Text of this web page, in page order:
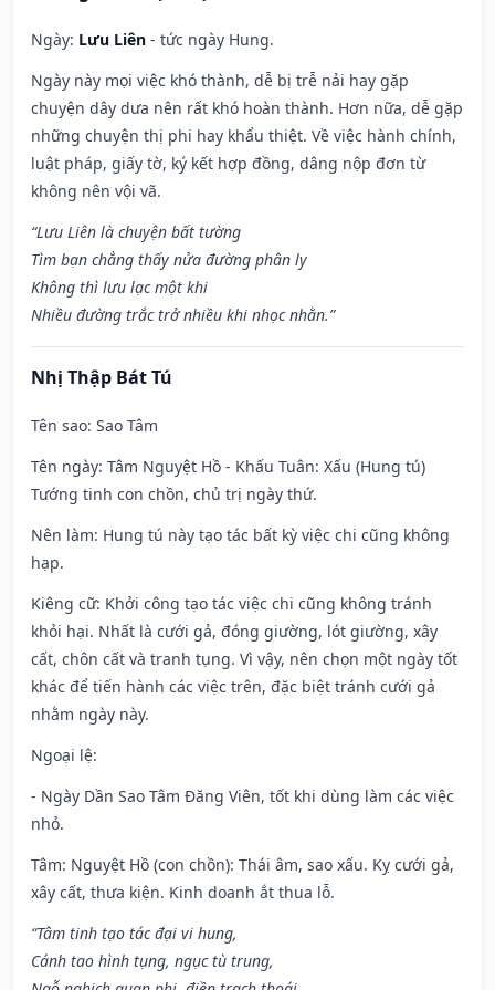
Ngày: Lưu Liên - tức ngày Hung.
Ngày này mọi việc khó thành, dễ bị trễ nải hay gặp
chuyện dây dưa nên rất khó hoàn thành. Hơn nữa, dễ gặp
những chuyện thị phi hay khẩu thiệt. Về việc hành chính,
luật pháp, giấy tờ, ký kết hợp đồng, dâng nộp đơn từ
không nên vội vã.
“Lưu Liên là chuyện bất tường
Tìm bạn chẳng thấy nửa đường phân ly
Không thì lưu lạc một khi
Nhiều đường trắc trở nhiều khi nhọc nhằn.”
Nhị Thập Bát Tú
Tên sao: Sao Tâm
Tên ngày: Tâm Nguyệt Hồ - Khấu Tuân: Xấu (Hung tú)
Tướng tinh con chồn, chủ trị ngày thứ.
Nên làm: Hung tú này tạo tác bất kỳ việc chi cũng không
hạp.
Kiêng cữ: Khởi công tạo tác việc chi cũng không tránh
khỏi hại. Nhất là cưới gả, đóng giường, lót giường, xây
cất, chôn cất và tranh tụng. Vì vậy, nên chọn một ngày tốt
khác để tiến hành các việc trên, đặc biệt tránh cưới gả
nhằm ngày này.
Ngoại lệ:
- Ngày Dần Sao Tâm Đăng Viên, tốt khi dùng làm các việc
nhỏ.
Tâm: Nguyệt Hồ (con chồn): Thái âm, sao xấu. Kỵ cưới gả,
xây cất, thưa kiện. Kinh doanh ắt thua lỗ.
“Tâm tinh tạo tác đại vi hung,
Cánh tao hình tụng, ngục tù trung,